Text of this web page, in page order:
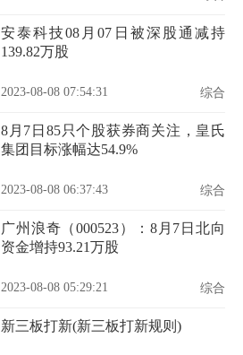
安泰科技08月07日被深股通减持
139.82万股
2023-08-08 07:54:31 综合
8月7日85只个股获券商关注，皇氏
集团目标涨幅达54.9%
2023-08-08 06:37:43 综合
广州浪奇（000523）：8月7日北向
资金增持93.21万股
2023-08-08 05:29:21 综合
新三板打新(新三板打新规则)